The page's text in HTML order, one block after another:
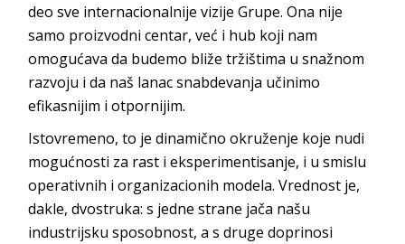
deo sve internacionalnije vizije Grupe. Ona nije
samo proizvodni centar, već i hub koji nam
omogućava da budemo bliže tržištima u snažnom
razvoju i da naš lanac snabdevanja učinimo
efikasnijim i otpornijim.
Istovremeno, to je dinamično okruženje koje nudi
mogućnosti za rast i eksperimentisanje, i u smislu
operativnih i organizacionih modela. Vrednost je,
dakle, dvostruka: s jedne strane jača našu
industrijsku sposobnost, a s druge doprinosi